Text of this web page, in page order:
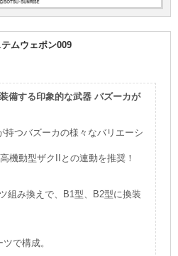
ムウェポン009
備する印象的な武器 バズーカが
持つバズーカの様々なバリエーシ
機動型ザクIIとの連動を推奨！
組み換えで、B1型、B2型に換装
で構成。